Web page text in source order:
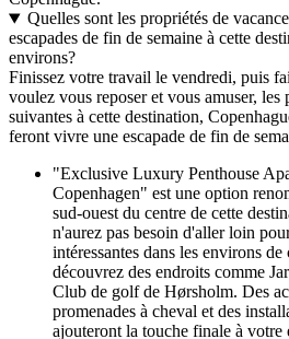
Quelles sont les propriétés de
escapades de fin de semaine à cette
environs?
Finissez votre travail le vendredi, puis
voulez vous reposer et vous amuser, les
suivantes à cette destination,
feront vivre une escapade de fin de
"Exclusive Luxury Penthouse
Copenhagen" est une option
sud-ouest du centre de cette
n'aurez pas besoin d'aller loin
intéressantes dans les environs
découvrez des endroits comme
Club de golf de Hørsholm. Des
promenades à cheval et des
ajouteront la touche finale à votre